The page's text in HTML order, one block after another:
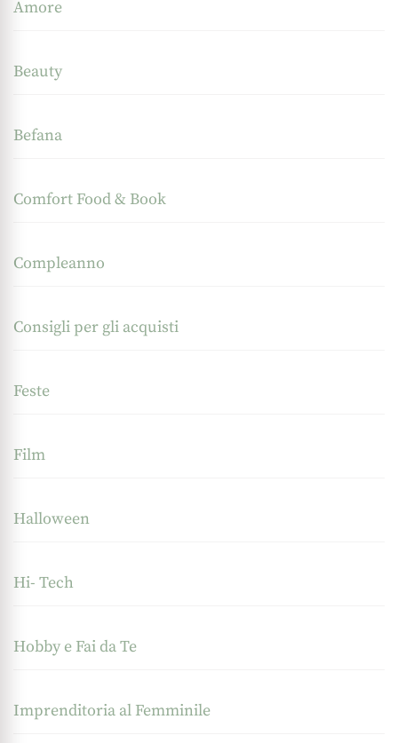
Amore
Beauty
Befana
Comfort Food & Book
Compleanno
Consigli per gli acquisti
Feste
Film
Halloween
Hi- Tech
Hobby e Fai da Te
Imprenditoria al Femminile